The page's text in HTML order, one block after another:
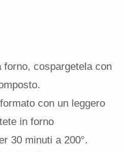
forno, cospargetela con
con un leggero
in forno
30 minuti a 200°.